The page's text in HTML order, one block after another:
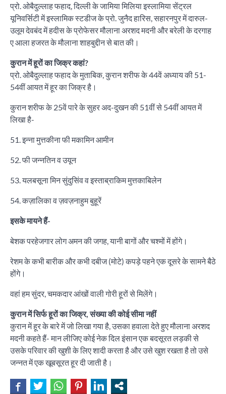
प्रो. ओबैदुल्लाह फहाद, दिल्ली के जामिया मिलिया इस्लामिया सेंट्रल
यूनिवर्सिटी में इस्लामिक स्टडीज के प्रो. जुनैद हारिस, सहारनपुर में दारुल-
उलूम देवबंद में हदीस के प्रोफेसर मौलाना अरशद मदनी और बरेली के दरगाह
ए आला हजरत के मौलाना शाहबुद्दीन से बात की।
कुरान में हूरों का जिक्र कहां?
प्रो. ओबैदुल्लाह फहाद के मुताबिक, कुरान शरीफ के 44वें अध्याय की 51-
54वीं आयत में हूर का जिक्र है।
कुरान शरीफ के 25वें पारे के सुहर अद-दुखन की 51वीं से 54वीं आयत में
लिखा है-
51. इन्ना मुत्तकीना फी मकामिन आमीन
52. फी जन्नतिन व उयून
53. यलबसूना मिन सुंदुसिंव व इस्ताब्राकिम मुत्तकाबिलेन
54. कज़ालिका व ज़वज़नाहुम बुहूरें
इसके मायने हैं-
बेशक परहेजगार लोग अमन की जगह, यानी बागों और चश्मों में होंगे।
रेशम के कभी बारीक और कभी दबीज (मोटे) कपड़े पहने एक दूसरे के सामने बैठे
होंगे।
वहां हम सुंदर, चमकदार आंखों वाली गोरी हूरों से मिलेंगे।
कुरान में सिर्फ हूरों का जिक्र, संख्या की कोई सीमा नहीं
कुरान में हूर के बारे में जो लिखा गया है, उसका हवाला देते हुए मौलाना अरशद
मदनी कहते हैं- मान लीजिए कोई नेक दिल इंसान एक बदसूरत लड़की से
उसके परिवार की खुशी के लिए शादी करता है और उसे खुश रखता है तो उसे
जन्नत में एक खूबसूरत हूर दी जाती है।